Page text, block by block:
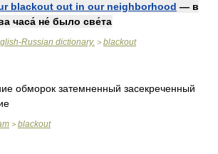
blackout out in our neighborhood — в
часа́ не́ было све́та
Russian dictionary. > blackout
обморок затемненный засекреченный
> blackout